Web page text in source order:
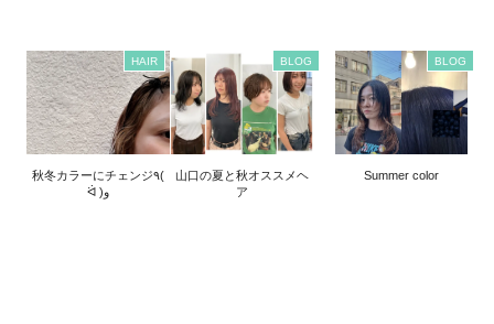
HAIR
秋冬カラーにチェンジ٩(
ᐛ )و
BLOG
山口の夏と秋オススメヘ
ア
BLOG
Summer color